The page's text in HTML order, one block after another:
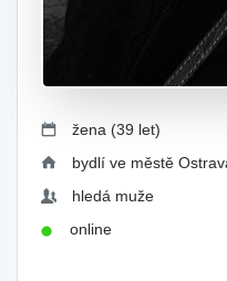
žena (39 let)
bydlí ve městě
hledá muže
online